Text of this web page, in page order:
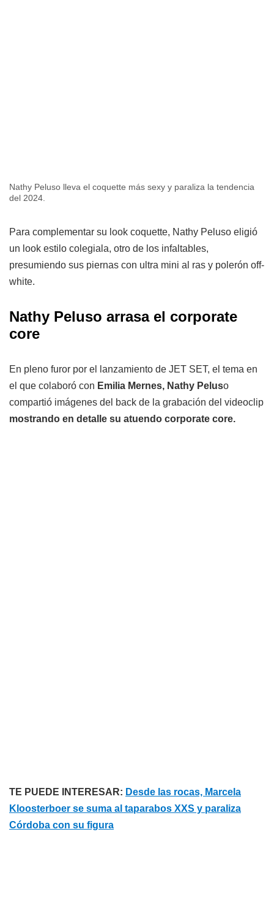
Nathy Peluso lleva el coquette más sexy y paraliza la tendencia
del 2024.
Para complementar su look coquette, Nathy Peluso eligió
un look estilo colegiala, otro de los infaltables,
presumiendo sus piernas con ultra mini al ras y polerón off-
white.
Nathy Peluso arrasa el corporate
core
En pleno furor por el lanzamiento de JET SET, el tema en
el que colaboró con Emilia Mernes, Nathy Peluso
compartió imágenes del back de la grabación del videoclip
mostrando en detalle su atuendo corporate core.
TE PUEDE INTERESAR: Desde las rocas, Marcela
Kloosterboer se suma al taparabos XXS y paraliza
Córdoba con su figura